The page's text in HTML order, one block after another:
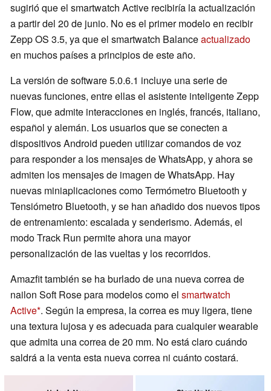
sugirió que el smartwatch Active recibiría la actualización
a partir del 20 de junio. No es el primer modelo en recibir
Zepp OS 3.5, ya que el smartwatch Balanceactualizado
en muchos países a principios de este año.
La versión de software 5.0.6.1 incluye una serie de
nuevas funciones, entre ellas el asistente inteligente Zepp
Flow, que admite interacciones en inglés, francés, italiano,
español y alemán. Los usuarios que se conecten a
dispositivos Android pueden utilizar comandos de voz
para responder a los mensajes de WhatsApp, y ahora se
admiten los mensajes de imagen de WhatsApp. Hay
nuevas miniaplicaciones como Termómetro Bluetooth y
Tensiómetro Bluetooth, y se han añadido dos nuevos tipos
de entrenamiento: escalada y senderismo. Además, el
modo Track Run permite ahora una mayor
personalización de las vueltas y los recorridos.
Amazfit también se ha burlado de una nueva correa de
nailon Soft Rose para modelos como el smartwatch
Active . Según la empresa, la correa es muy ligera, tiene
una textura lujosa y es adecuada para cualquier wearable
que admita una correa de 20 mm. No está claro cuándo
saldrá a la venta esta nueva correa ni cuánto costará.